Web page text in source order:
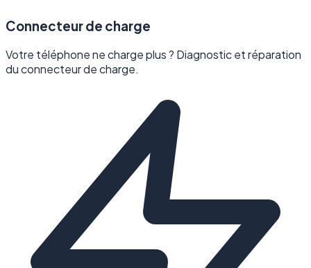
Connecteur de charge
Votre téléphone ne charge plus ? Diagnostic et réparation
du connecteur de charge.